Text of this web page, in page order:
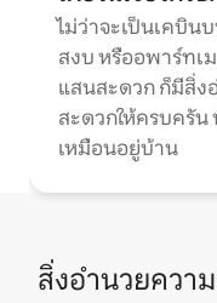
ไม่ว่าจะเป็นเคบิน
สงบ หรืออพาร์ทเ
แสนสะดวก ก็มีสิ่ง
สะดวกให้ครบครั
เหมือนอยู่บ้าน
สิ่งอำนวยควา